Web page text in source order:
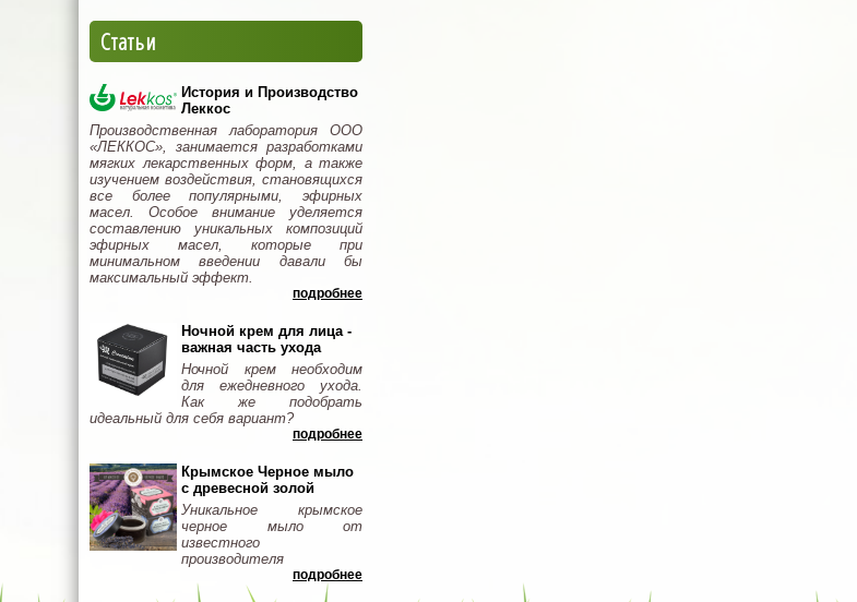
Статьи
История и Производство
Леккос
Производственная лаборатория ООО
«ЛЕККОС», занимается разработками
мягких лекарственных форм, а также
изучением воздействия, становящихся
все более популярными, эфирных
масел. Особое внимание уделяется
составлению уникальных композиций
эфирных масел, которые при
минимальном введении давали бы
максимальный эффект.
подробнее
Ночной крем для лица -
важная часть ухода
Ночной крем необходим
для ежедневного ухода.
Как же подобрать
идеальный для себя вариант?
подробнее
Крымское Черное мыло
с древесной золой
Уникальное крымское
черное мыло от
известного
производителя
подробнее